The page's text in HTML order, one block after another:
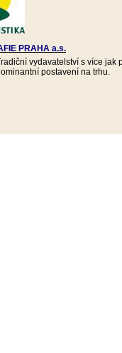
PRAHA a.s.
vydavatelství s více jak
postavení na trhu.